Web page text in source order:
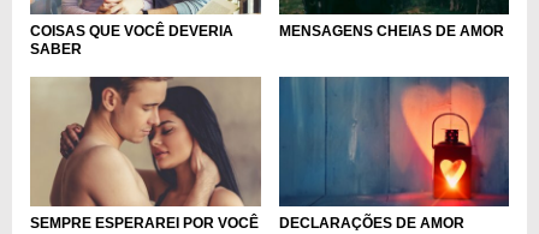
COISAS QUE VOCÊ DEVERIA
SABER
MENSAGENS CHEIAS DE AMOR
SEMPRE ESPERAREI POR VOCÊ DECLARAÇÕES DE AMOR